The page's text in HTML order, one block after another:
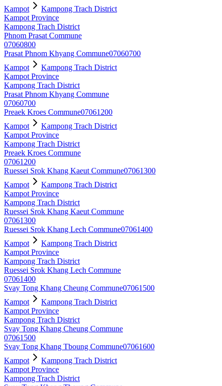
Kampot
Kampong Trach District
Kampot Province
Kampong Trach District
Phnom Prasat Commune
07060800
Prasat Phnom Khyang Commune07060700
Kampot
Kampong Trach District
Kampot Province
Kampong Trach District
Prasat Phnom Khyang Commune
07060700
Preaek Kroes Commune07061200
Kampot
Kampong Trach District
Kampot Province
Kampong Trach District
Preaek Kroes Commune
07061200
Ruessei Srok Khang Kaeut Commune07061300
Kampot
Kampong Trach District
Kampot Province
Kampong Trach District
Ruessei Srok Khang Kaeut Commune
07061300
Ruessei Srok Khang Lech Commune07061400
Kampot
Kampong Trach District
Kampot Province
Kampong Trach District
Ruessei Srok Khang Lech Commune
07061400
Svay Tong Khang Cheung Commune07061500
Kampot
Kampong Trach District
Kampot Province
Kampong Trach District
Svay Tong Khang Cheung Commune
07061500
Svay Tong Khang Tboung Commune07061600
Kampot
Kampong Trach District
Kampot Province
Kampong Trach District